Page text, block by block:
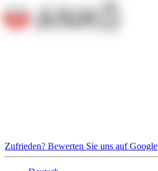
Zufrieden? Bewerten Sie uns auf Google